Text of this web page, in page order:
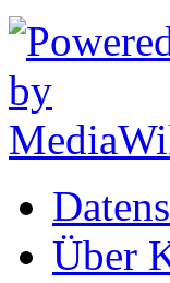
Über